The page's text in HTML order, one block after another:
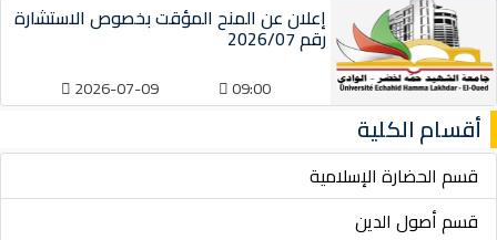
إعلان عن المنح المؤقت بخصوص الاستشارة
رقم 2026/07
09:00
2026-07-09
أقسام الكلية
قسم الحضارة الإسلامية
قسم أصول الدين